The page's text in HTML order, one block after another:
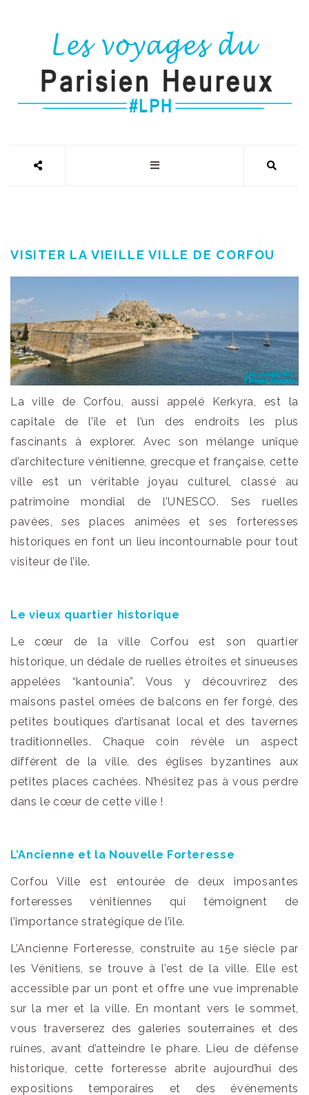
VISITER LA VIEILLE VILLE DE CORFOU
La ville de Corfou, aussi appelé Kerkyra, est la
capitale de l’île et l’un des endroits les plus
fascinants à explorer. Avec son mélange unique
d’architecture vénitienne, grecque et française, cette
ville est un véritable joyau culturel, classé au
patrimoine mondial de l’UNESCO. Ses ruelles
pavées, ses places animées et ses forteresses
historiques en font un lieu incontournable pour tout
visiteur de l’île.
Le vieux quartier historique
Le cœur de la ville Corfou est son quartier
historique, un dédale de ruelles étroites et sinueuses
appelées “kantounia”. Vous y découvrirez des
maisons pastel ornées de balcons en fer forgé, des
petites boutiques d’artisanat local et des tavernes
traditionnelles. Chaque coin révèle un aspect
différent de la ville, des églises byzantines aux
petites places cachées. N’hésitez pas à vous perdre
dans le cœur de cette ville !
L’Ancienne et la Nouvelle Forteresse
Corfou Ville est entourée de deux imposantes
forteresses vénitiennes qui témoignent de
l’importance stratégique de l’île.
L’Ancienne Forteresse, construite au 15e siècle par
les Vénitiens, se trouve à l’est de la ville. Elle est
accessible par un pont et offre une vue imprenable
sur la mer et la ville. En montant vers le sommet,
vous traverserez des galeries souterraines et des
ruines, avant d’atteindre le phare. Lieu de défense
historique, cette forteresse abrite aujourd’hui des
expositions temporaires et des événements